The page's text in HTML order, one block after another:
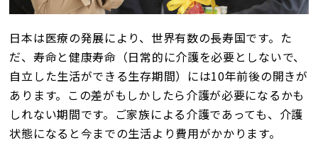
採用情報
日本は医療の発展により、世界有数の長寿国です。た
だ、寿命と健康寿命（日常的に介護を必要としないで、
自立した生活ができる生存期間）には10年前後の開きが
あります。この差がもしかしたら介護が必要になるかも
しれない期間です。ご家族による介護であっても、介護
状態になると今までの生活より費用がかかります。